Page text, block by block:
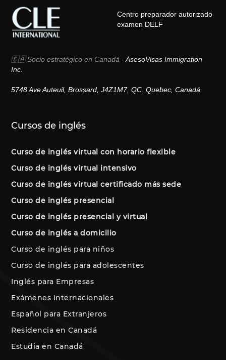
Centro preparador autorizado
examen DELF
🇨🇦 Socio estratégico en Canadá -AsesoVisas Immigration
Inc.
5748 Ave Auteuil, Brossard, J4Z1M7, QC. Quebec, Canadá.
Cursos de inglés
Curso de inglés virtual con horario flexible
Curso de inglés virtual intensivo
Curso de inglés virtual certificado más sede
Curso de inglés presencial
Curso de inglés presencial y virtual
Curso de inglés a domicilio
Curso de inglés para niños
Curso de inglés para adolescentes
Inglés para Empresas
Exámenes Internacionales
Español para Extranjeros
Residencia en Canadá
Estudia en Canadá